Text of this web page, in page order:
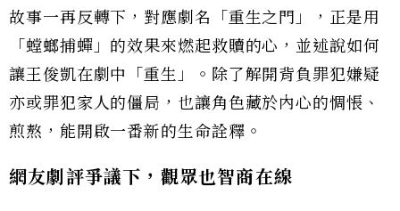
故事一再反轉下，對應劇名「重生之門」，正是用
「螳螂捕蟬」的效果來燃起救贖的心，並述說如何
讓王俊凱在劇中「重生」。除了解開背負罪犯嫌疑
亦或罪犯家人的僵局，也讓角色藏於內心的惆悵、
煎熬，能開啟一番新的生命詮釋。
網友劇評爭議下，觀眾也智商在線